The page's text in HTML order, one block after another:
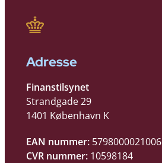
Adresse
Finanstilsynet
Strandgade 29
1401 København K
EAN nummer: 5798000021006
CVR nummer: 10598184